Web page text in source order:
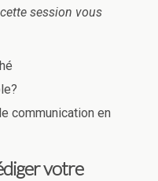
session vous
communication en
votre